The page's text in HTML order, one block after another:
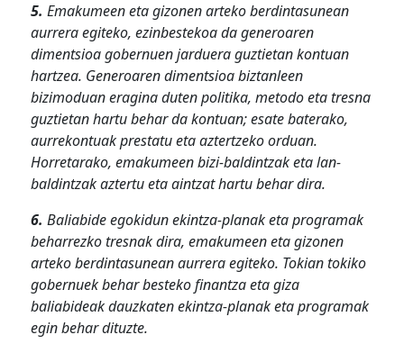
5. Emakumeen eta gizonen arteko berdintasunean
aurrera egiteko, ezinbestekoa da generoaren
dimentsioa gobernuen jarduera guztietan kontuan
hartzea. Generoaren dimentsioa biztanleen
bizimoduan eragina duten politika, metodo eta tresna
guztietan hartu behar da kontuan; esate baterako,
aurrekontuak prestatu eta aztertzeko orduan.
Horretarako, emakumeen bizi-baldintzak eta lan-
baldintzak aztertu eta aintzat hartu behar dira.
6. Baliabide egokidun ekintza-planak eta programak
beharrezko tresnak dira, emakumeen eta gizonen
arteko berdintasunean aurrera egiteko. Tokian tokiko
gobernuek behar besteko finantza eta giza
baliabideak dauzkaten ekintza-planak eta programak
egin behar dituzte.